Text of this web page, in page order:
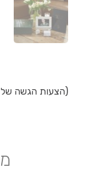
(הצעות הגשה של